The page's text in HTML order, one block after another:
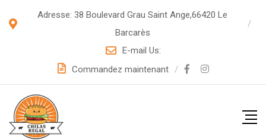
Adresse: 38 Boulevard Grau Saint Ange,66420 Le
Barcarès
E-mail Us:
Commandez maintenant